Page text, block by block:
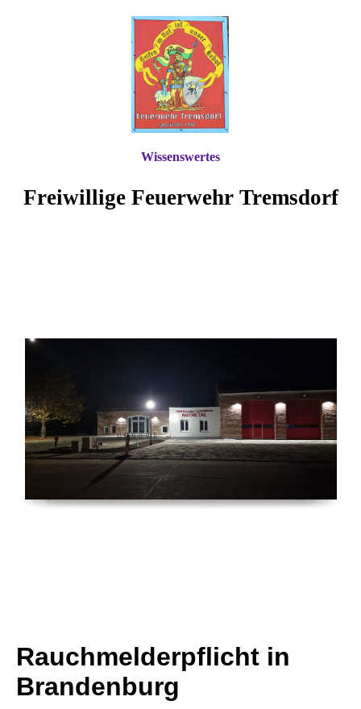
Freiwillige Feuerwehr Tremsdorf
Wissenswertes
Rauchmelderpflicht in
Brandenburg